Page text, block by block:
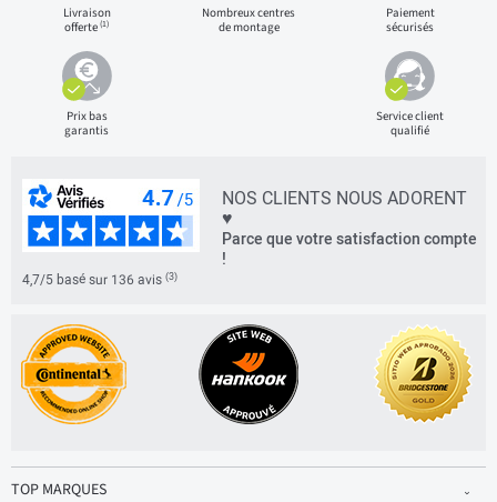
Livraison
offerte(1)
Nombreux centres
de montage
Paiement
sécurisés
Prix bas
garantis
Service client
qualifié
NOS CLIENTS NOUS ADORENT
♥
Parce que votre satisfaction compte
!
4,7/5 basé sur 136 avis (3)
TOP MARQUES